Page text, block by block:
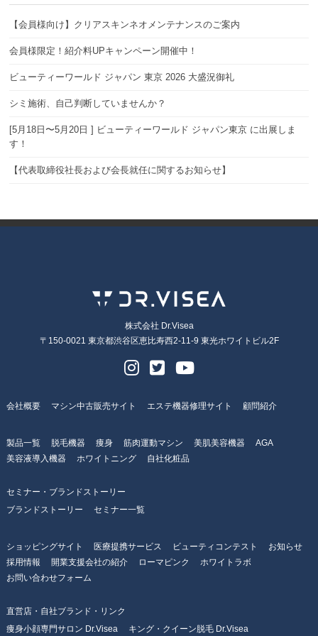
【会員様向け】クリアスキンネオメンテナンスのご案内
会員様限定！紹介料UPキャンペーン開催中！
ビューティーワールド ジャパン 東京 2026 大盛況御礼
シミ施術、自己判断していませんか？
[5月18日〜5月20日 ] ビューティーワールド ジャパン東京 に出展しま
す！
【代表取締役社長および会長就任に関するお知らせ】
株式会社 Dr.Visea
〒150-0021 東京都渋谷区恵比寿西2-11-9 東光ホワイトビル2F
会社概要 マシン中古販売サイト エステ機器修理サイト 顧問紹介
製品一覧 脱毛機器 痩身 筋肉運動マシン 美肌美容機器
AGA
美容液導入機器
ホワイトニング 自社化粧品
セミナー・ブランドストーリー
ブランドストーリー
セミナー一覧
ショッピングサイト 医療提携サービス ビューティコンテスト
お知らせ
採用情報
開業支援会社の紹介 ローマピンク
ホワイトラボ
お問い合わせフォーム
直営店・自社ブランド・リンク
痩身小顔専門サロン Dr.Visea
キング・クイーン脱毛 Dr.Visea